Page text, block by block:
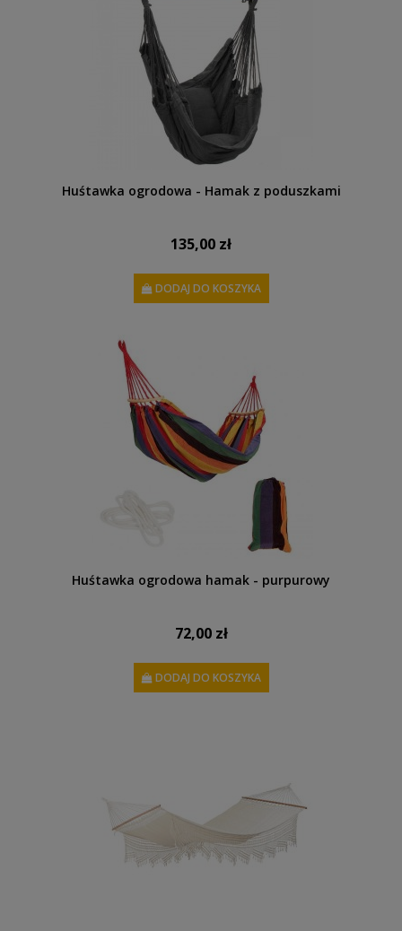
Huśtawka ogrodowa - Hamak z poduszkami
135,00 zł
DODAJ DO KOSZYKA
Huśtawka ogrodowa hamak - purpurowy
72,00 zł
DODAJ DO KOSZYKA